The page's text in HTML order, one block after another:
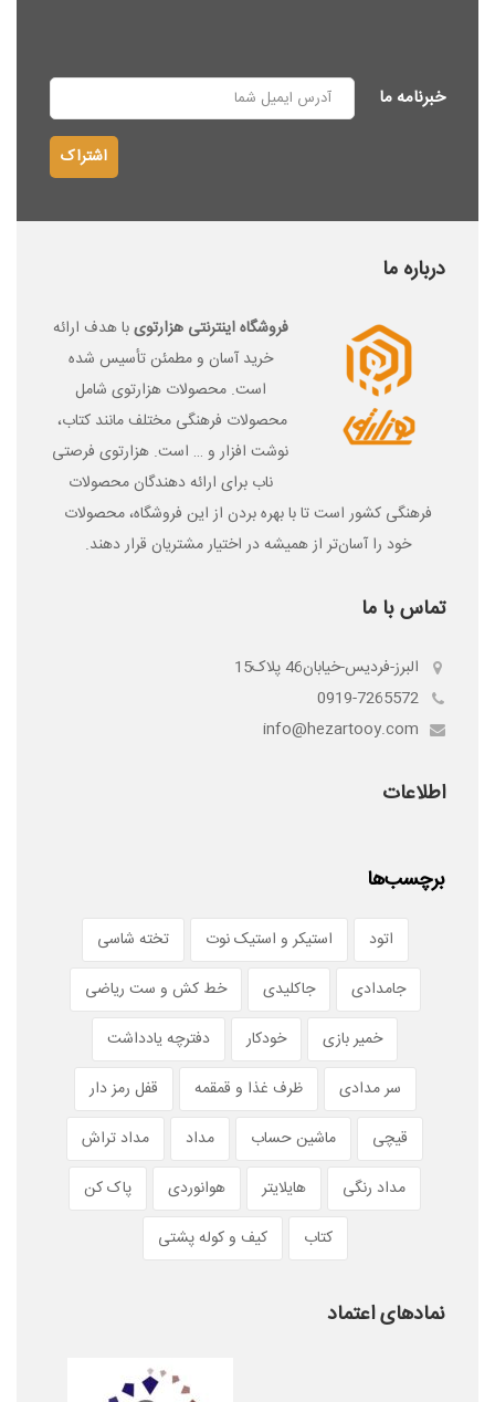
خبرنامه ما
اشتراک
درباره ما
فروشگاه اینترنتی هزارتویبا هدف ارائه
خرید آسان و مطمئن تأسیس شده
است. محصولات هزارتوی شامل
محصولات فرهنگی مختلف مانند کتاب،
نوشت افزار و … است. هزارتوی فرصتی
ناب برای ارائه دهندگان محصولات
فرهنگی کشور است تا با بهره بردن از این فروشگاه، محصولات
خود را آسان‌­تر از همیشه در اختیار مشتریان قرار دهند.
تماس با ما
البرز-فردیس-خیابان46 پلاک15
0919-7265572
info@hezartooy.com
اطلاعات
برچسب‌ها
اتود استیکر و استیک نوت
تخته شاسی
جامدادی
جاکلیدی
خط کش و ست ریاضی
خمیر بازی
خودکار
دفترچه یادداشت
سر مدادی
ظرف غذا و قمقمه
قفل رمز دار
قیچی
ماشین حساب مداد
مداد تراش
مداد رنگی
هایلایتر هوانوردی
پاک کن
کتاب
کیف و کوله پشتی
نمادهای اعتماد